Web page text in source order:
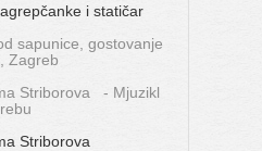
i statičar
sapunice, gostovanje
Zagreb
Striborova - Mjuzikl
Striborova